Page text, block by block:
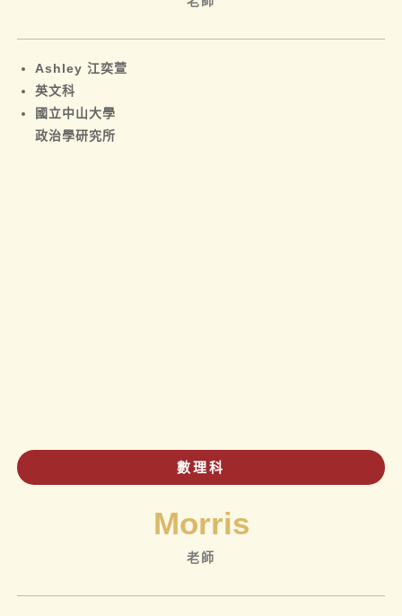
Ashley 江奕萱
英文科
國立中山大學
政治學研究所
數理科
Morris
老師